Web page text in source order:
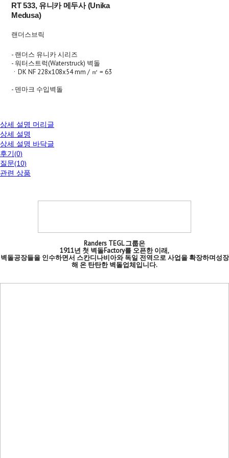
RT 533, 유니카 메두사 (Unika
Medusa)
랜더스브릭
- 랜더스 유니카 시리즈
- 워터스트럭(Waterstruck) 벽돌
ㆍDK NF 228x108x54 mm / ㎡ = 63
- 덴마크 수입벽돌
상세 설명 머리글
상세 설명
상세 설명 바닥글
후기(0)
질문(10)
관련 상품
Randers TEGL 그룹은
1911년 첫 벽돌Factory를 오픈한 이래,
벽돌공장들을 인수하면서 스칸디나비아와 독일 전역으로 사업을 확장하며성장
해 온 탄탄한 벽돌업체입니다.